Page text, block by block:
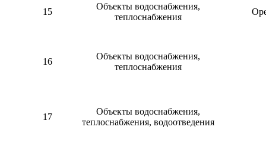
15
Объекты водоснабжения,
теплоснабжения
16
Объекты водоснабжения,
теплоснабжения
17
Объекты водоснабжения,
теплоснабжения, водоотведения